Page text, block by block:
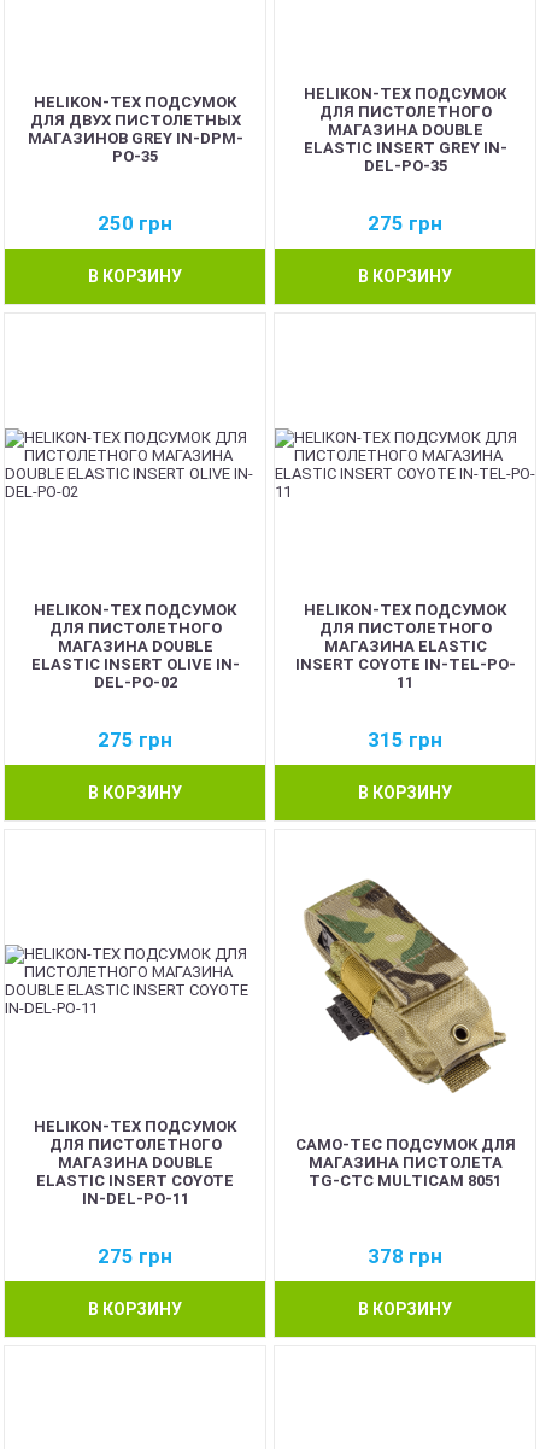
HELIKON-TEX ПОДСУМОК
ДЛЯ ДВУХ ПИСТОЛЕТНЫХ
МАГАЗИНОВ GREY IN-DPM-
PO-35
250 грн
В КОРЗИНУ
HELIKON-TEX ПОДСУМОК
ДЛЯ ПИСТОЛЕТНОГО
МАГАЗИНА DOUBLE
ELASTIC INSERT GREY IN-
DEL-PO-35
275 грн
В КОРЗИНУ
HELIKON-TEX ПОДСУМОК
ДЛЯ ПИСТОЛЕТНОГО
МАГАЗИНА DOUBLE
ELASTIC INSERT OLIVE IN-
DEL-PO-02
275 грн
В КОРЗИНУ
HELIKON-TEX ПОДСУМОК
ДЛЯ ПИСТОЛЕТНОГО
МАГАЗИНА ELASTIC
INSERT COYOTE IN-TEL-PO-
11
315 грн
В КОРЗИНУ
HELIKON-TEX ПОДСУМОК
ДЛЯ ПИСТОЛЕТНОГО
МАГАЗИНА DOUBLE
ELASTIC INSERT COYOTE
IN-DEL-PO-11
275 грн
В КОРЗИНУ
CAMO-TEC ПОДСУМОК ДЛЯ
МАГАЗИНА ПИСТОЛЕТА
TG-CTC MULTICAM 8051
378 грн
В КОРЗИНУ